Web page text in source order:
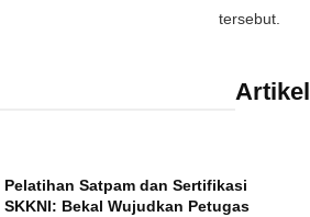
tersebut.
Artikel
Pelatihan Satpam dan Sertifikasi
SKKNI: Bekal Wujudkan Petugas